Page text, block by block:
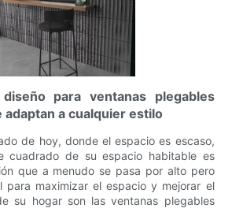
para ventanas plegables
a cualquier estilo
de hoy, donde el espacio es escaso,
cuadrado de su espacio habitable es
que a menudo se pasa por alto pero
para maximizar el espacio y mejorar el
su hogar son las ventanas plegables